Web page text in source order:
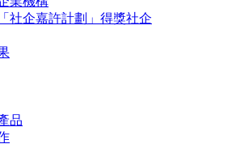
社企嘉許計劃」得獎社企
品